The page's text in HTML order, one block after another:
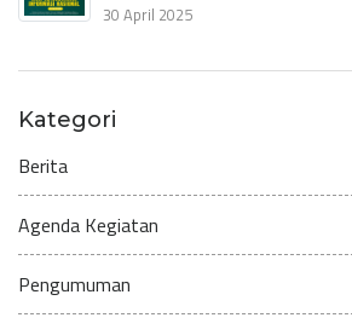
30 April 2025
Kategori
Berita
Agenda Kegiatan
Pengumuman